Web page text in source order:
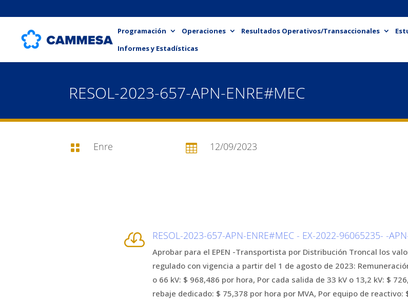
Programación Operaciones Resultados Operativos/Transaccionales
Informes y Estadísticas
RESOL-2023-657-APN-ENRE#MEC
 Enre  12/09/2023
 RESOL-2023-657-APN-ENRE#MEC - EX-2022-96065235- -
Aprobar para el EPEN -Transportista por Distribución Troncal los
regulado con vigencia a partir del 1 de agosto de 2023:
o 66 kV: $ 968,486 por hora, Por cada salida de 33 kV o 13,2 kV: $
rebaje dedicado: $ 75,378 por hora por MVA, Por equipo de